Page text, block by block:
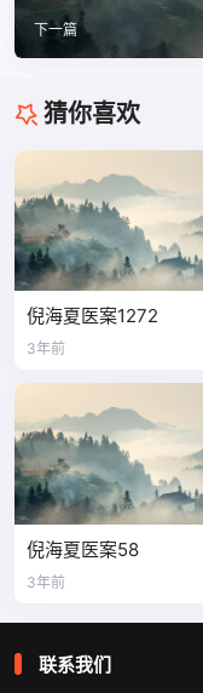
下一篇
猜你喜欢
倪海夏医案1272
3年前
倪海夏医案58
3年前
联系我们